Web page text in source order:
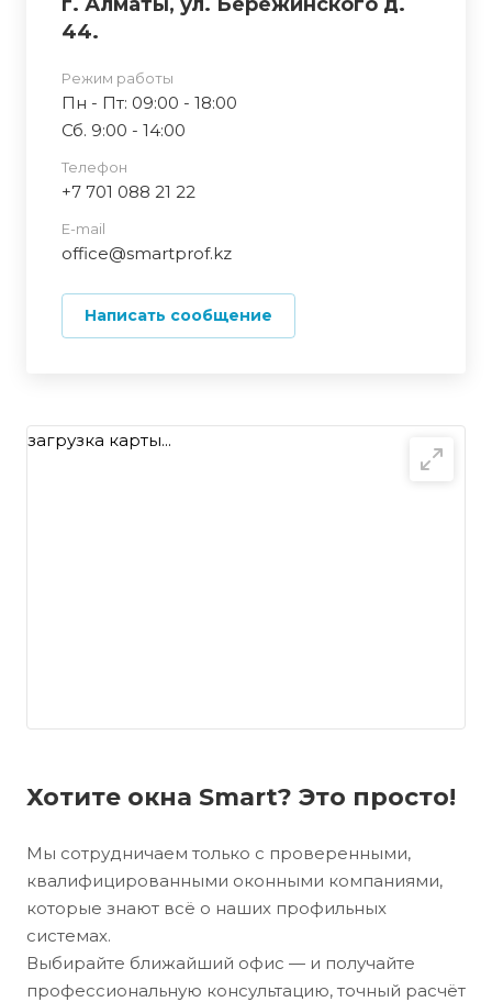
загрузка карты...
Хотите окна Smart? Это просто!
Мы сотрудничаем только с проверенными,
квалифицированными оконными компаниями,
которые знают всё о наших профильных
системах.
Выбирайте ближайший офис — и получайте
профессиональную консультацию, точный расчёт
44.
Режим работы
Пн - Пт: 09:00 - 18:00
Сб. 9:00 - 14:00
Телефон
+7 701 088 21 22
E-mail
office@smartprof.kz
Написать сообщение